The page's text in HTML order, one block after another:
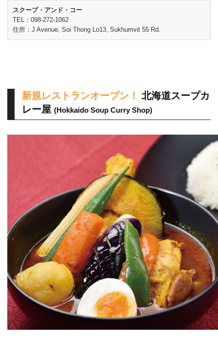
スクープ・アンド・コー
TEL：098-272-1062
住所：J Avenue, Soi Thong Lo13, Sukhumvit 55 Rd.
新規レストランオープン！
北海道スープカ
レー屋 (Hokkaido Soup Curry Shop)